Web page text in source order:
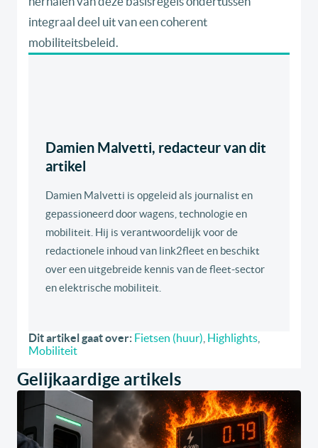
integraal deel uit van een coherent
mobiliteitsbeleid.
Damien Malvetti, redacteur van dit
artikel
Damien Malvetti is opgeleid als journalist en
gepassioneerd door wagens, technologie en
mobiliteit. Hij is verantwoordelijk voor de
redactionele inhoud van link2fleet en beschikt
over een uitgebreide kennis van de fleet-sector
en elektrische mobiliteit.
Dit artikel gaat over: Fietsen (huur) Highlights
Mobiliteit
Gelijkaardige artikels